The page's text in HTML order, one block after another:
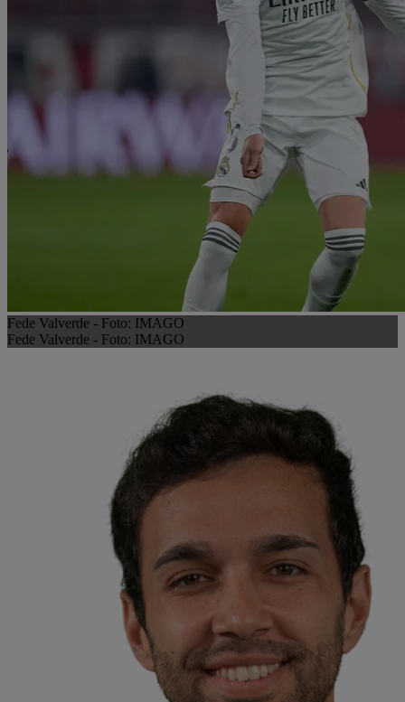
Fede Valverde - Foto: IMAGO
Fede Valverde - Foto: IMAGO